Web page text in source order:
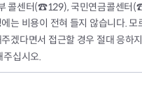
콜센터(☎129), 국민연금콜센터
는 비용이 전혀 들지 않습니다. 모
겠다면서 접근할 경우 절대 응하
주십시오.